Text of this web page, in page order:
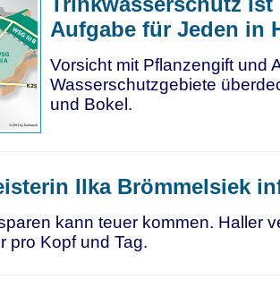
Aufgabe für Jeden in
Vorsicht mit Pflanzengift und
Wasserschutzgebiete
und Bokel.
Ilka Brömmelsiek
kann teuer kommen. Haller
pro Kopf und Tag.